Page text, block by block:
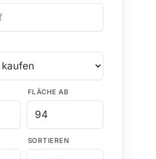
FLÄCHE AB
SORTIEREN